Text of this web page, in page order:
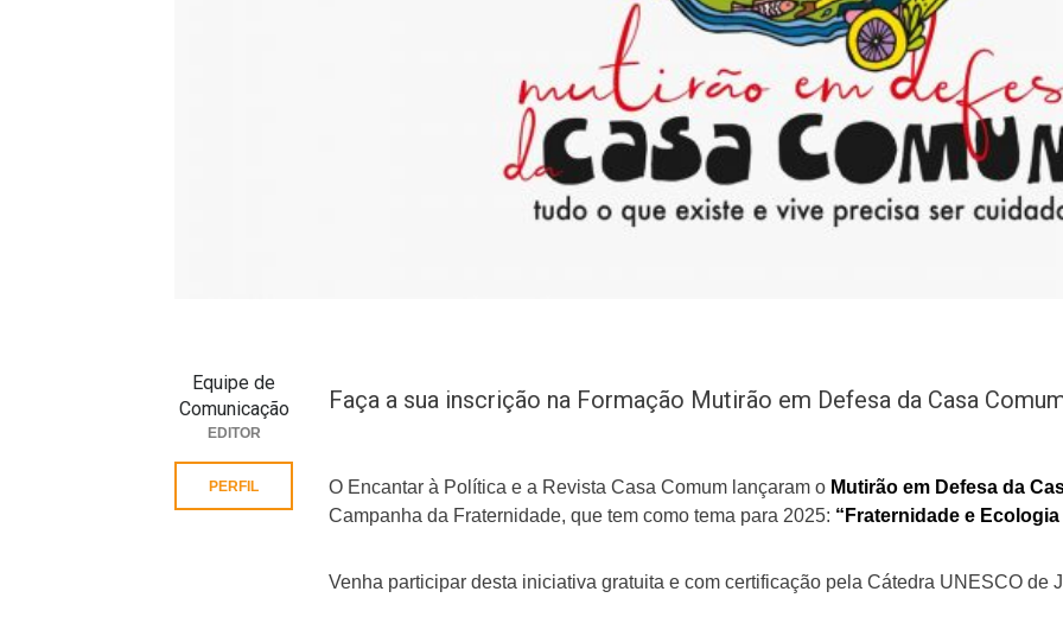
Faça a sua inscrição na Formação Mutirão em Defesa da Casa
O Encantar à Política e a Revista Casa Comum lançaram o Mutirão em Defesa da
Campanha da Fraternidade, que tem como tema para 2025: “Fraternidade e
Venha participar desta iniciativa gratuita e com certificação pela Cátedra UNESCO de
Equipe de
Comunicação
EDITOR
PERFIL